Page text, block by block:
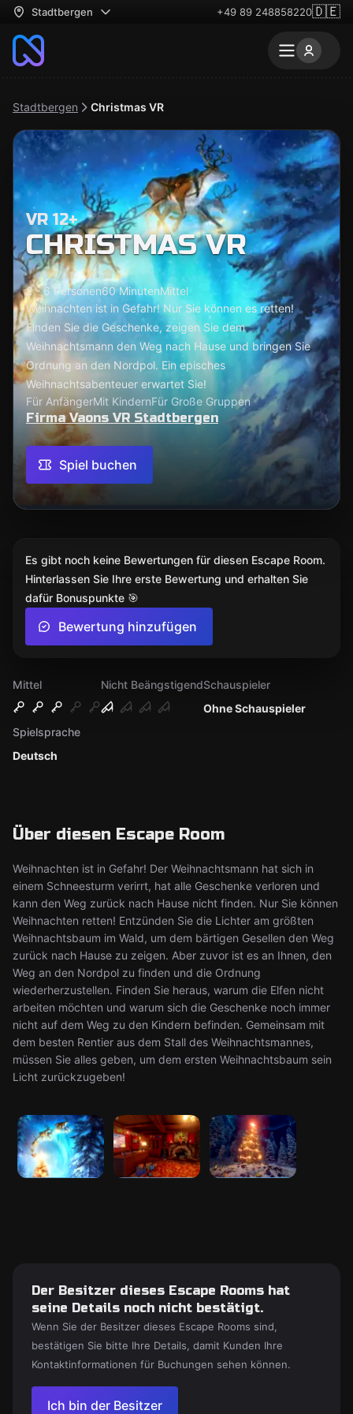
Stadtbergen +49 89 248858220🇩🇪
Stadtbergen Christmas VR
VR 12+
CHRISTMAS VR
2 - 6 Personen60 MinutenMittel
Weihnachten ist in Gefahr! Nur Sie können es retten!
Finden Sie die Geschenke, zeigen Sie dem
Weihnachtsmann den Weg nach Hause und bringen Sie
Ordnung an den Nordpol. Ein episches
Weihnachtsabenteuer erwartet Sie!
Für AnfängerMit KindernFür Große Gruppen
Firma Vaons VR Stadtbergen
Spiel buchen
Mittel
Nicht Beängstigend
Ohne Schauspieler
Schauspieler
Deutsch
Spielsprache
Über diesen Escape Room
Weihnachten ist in Gefahr! Der Weihnachtsmann hat sich in
einem Schneesturm verirrt, hat alle Geschenke verloren und
kann den Weg zurück nach Hause nicht finden. Nur Sie können
Weihnachten retten! Entzünden Sie die Lichter am größten
Weihnachtsbaum im Wald, um dem bärtigen Gesellen den Weg
zurück nach Hause zu zeigen. Aber zuvor ist es an Ihnen, den
Weg an den Nordpol zu finden und die Ordnung
wiederherzustellen. Finden Sie heraus, warum die Elfen nicht
arbeiten möchten und warum sich die Geschenke noch immer
nicht auf dem Weg zu den Kindern befinden. Gemeinsam mit
dem besten Rentier aus dem Stall des Weihnachtsmannes,
müssen Sie alles geben, um dem ersten Weihnachtsbaum sein
Licht zurückzugeben!
Es gibt noch keine Bewertungen für diesen Escape Room.
Hinterlassen Sie Ihre erste Bewertung und erhalten Sie
dafür Bonuspunkte 🎯
Bewertung hinzufügen
Der Besitzer dieses Escape Rooms hat
seine Details noch nicht bestätigt.
Wenn Sie der Besitzer dieses Escape Rooms sind,
bestätigen Sie bitte Ihre Details, damit Kunden Ihre
Kontaktinformationen für Buchungen sehen können.
Ich bin der Besitzer